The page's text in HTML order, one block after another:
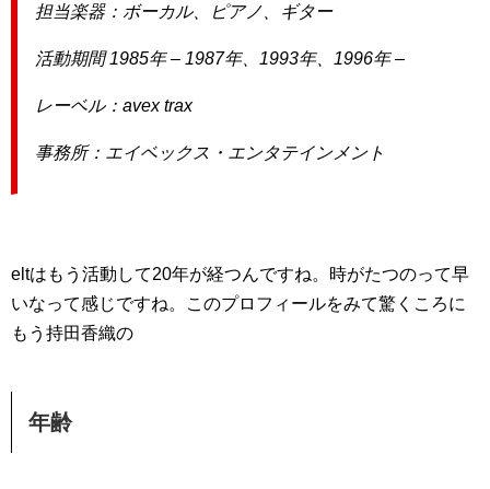
担当楽器：ボーカル、ピアノ、ギター
活動期間 1985年 – 1987年、1993年、1996年 –
レーベル：avex trax
事務所：エイベックス・エンタテインメント
eltはもう活動して20年が経つんですね。時がたつのって早
いなって感じですね。このプロフィールをみて驚くころに
もう持田香織の
年齢